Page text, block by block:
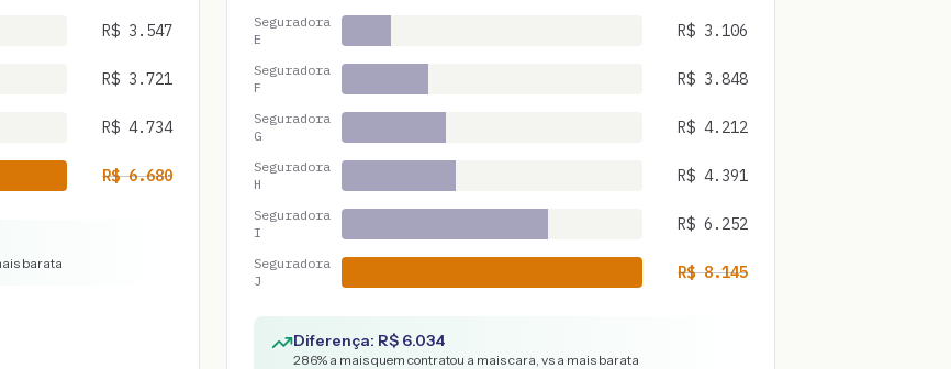
R$ 3.547
R$ 3.721
R$ 4.734
R$6.680
barata
Seguradora
E
R$ 3.106
Seguradora
F
R$ 3.848
Seguradora
G
R$ 4.212
Seguradora
H
R$ 4.391
Seguradora
I
R$ 6.252
Seguradora
J
R$8.145
Diferença: R$ 6.034
286% a mais quem contratou a mais cara, vs a mais barata